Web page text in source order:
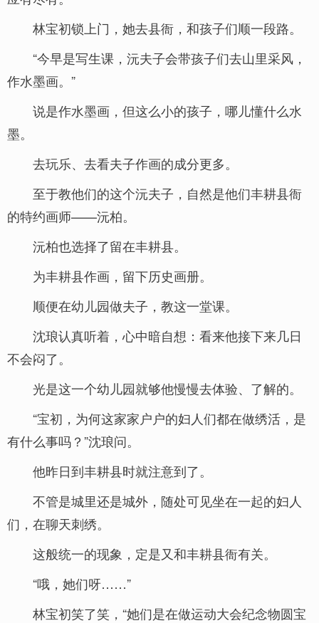
林宝初锁上门，她去县衙，和孩子们顺一段路。
“今早是写生课，沅夫子会带孩子们去山里采风，
作水墨画。”
说是作水墨画，但这么小的孩子，哪儿懂什么水
墨。
去玩乐、去看夫子作画的成分更多。
至于教他们的这个沅夫子，自然是他们丰耕县衙
的特约画师——沅柏。
沅柏也选择了留在丰耕县。
为丰耕县作画，留下历史画册。
顺便在幼儿园做夫子，教这一堂课。
沈琅认真听着，心中暗自想：看来他接下来几日
不会闷了。
光是这一个幼儿园就够他慢慢去体验、了解的。
“宝初，为何这家家户户的妇人们都在做绣活，是
有什么事吗？”沈琅问。
他昨日到丰耕县时就注意到了。
不管是城里还是城外，随处可见坐在一起的妇人
们，在聊天刺绣。
这般统一的现象，定是又和丰耕县衙有关。
“哦，她们呀……”
林宝初笑了笑，“她们是在做运动大会纪念物圆宝